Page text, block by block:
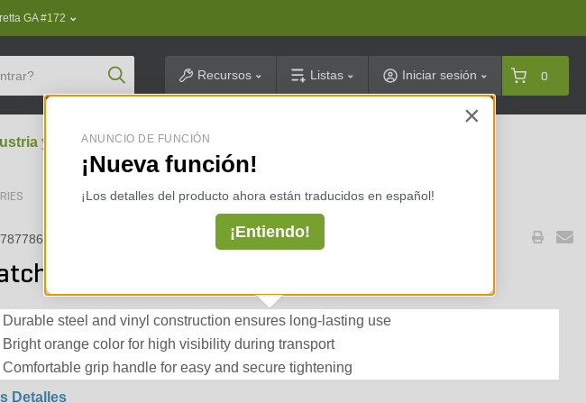
GA #172
Product SearchRecursos Listas Iniciar sesión 0
y perspectivas arancelarias ⇢
Tie Down 15 ft. (4/pack)
Durable steel and vinyl construction ensures long-lasting use
Bright orange color for high visibility during transport
Comfortable grip handle for easy and secure tightening
Detalles
×
ANUNCIO DE FUNCIÓN
¡Nueva función!
¡Los detalles del producto ahora están traducidos en español!
¡Entiendo!